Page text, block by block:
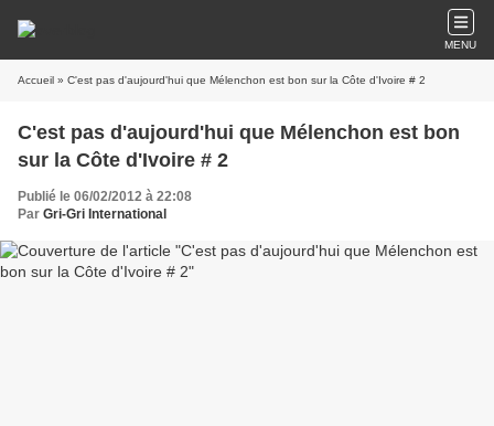
MENU
Accueil » C'est pas d'aujourd'hui que Mélenchon est bon sur la Côte d'Ivoire # 2
C'est pas d'aujourd'hui que Mélenchon est bon
sur la Côte d'Ivoire # 2
Publié le 06/02/2012 à 22:08
Par Gri-Gri International